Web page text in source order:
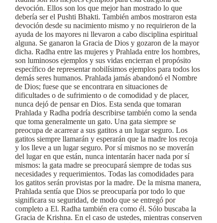
devoción. Ellos son los que mejor han mostrado lo que
debería ser el Pushti Bhakti. También ambos mostraron esta
devoción desde su nacimiento mismo y no requirieron de la
ayuda de los mayores ni llevaron a cabo disciplina espiritual
alguna. Se ganaron la Gracia de Dios y gozaron de la mayor
dicha. Radha entre las mujeres y Prahlada entre los hombres,
son luminosos ejemplos y sus vidas encierran el propósito
específico de representar nobilísimos ejemplos para todos los
demás seres humanos. Prahlada jamás abandonó el Nombre
de Dios; fuese que se encontrara en situaciones de
dificultades o de sufrimiento o de comodidad y de placer,
nunca dejó de pensar en Dios. Esta senda que tomaran
Prahlada y Radha podría describirse también como la senda
que toma generalmente un gato. Una gata siempre se
preocupa de acarrear a sus gatitos a un lugar seguro. Los
gatitos siempre llamarán y esperarán que la madre los recoja
y los lleve a un lugar seguro. Por sí mismos no se moverán
del lugar en que están, nunca intentarán hacer nada por sí
mismos: la gata madre se preocupará siempre de todas sus
necesidades y requerimientos. Todas las comodidades para
los gatitos serán provistas por la madre. De la misma manera,
Prahlada sentía que Dios se preocuparía por todo lo que
significara su seguridad, de modo que se entregó por
completo a El. Radha también era como él. Sólo buscaba la
Gracia de Krishna. En el caso de ustedes, mientras conserven